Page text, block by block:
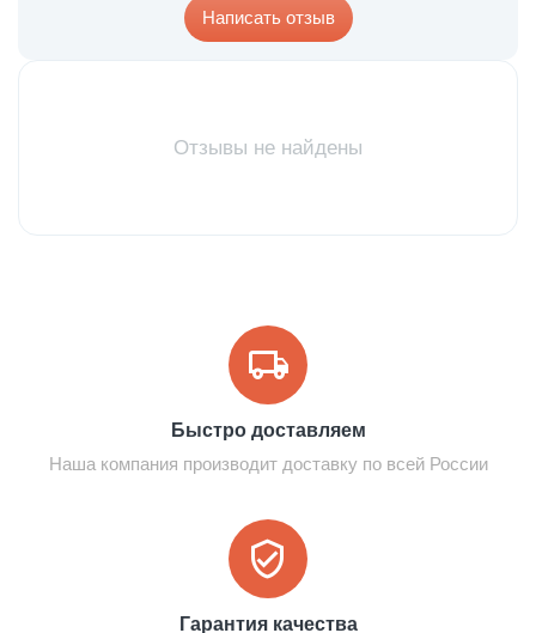
Написать отзыв
Отзывы не найдены
Быстро доставляем
Наша компания производит доставку по всей России
Гарантия качества